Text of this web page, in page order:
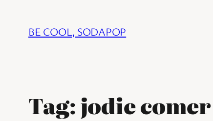
BE COOL, SODAPOP
Tag:jodie comer